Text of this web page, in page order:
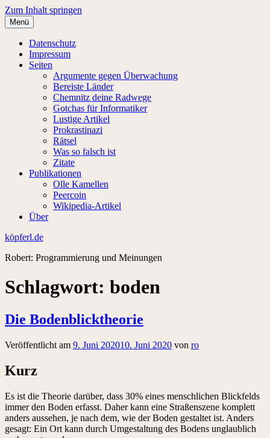
Zum Inhalt springen
Menü
Datenschutz
Impressum
Seiten
Argumente gegen Überwachung
Bereiste Länder
Chemnitz deine Radwege
Gotchas für Informatiker
Lustige Artikel
Prokrastinazi
Rätsel
Was so falsch ist
Zitate
Publikationen
Olle Kamellen
Peercoin
Wikipedia-Artikel
Über
köpferl.de
Robert: Programmierung und Meinungen
Schlagwort: boden
Die Bodenblicktheorie
Veröffentlicht am 9. Juni 202010. Juni 2020 von ro
Kurz
Es ist die Theorie darüber, dass 30% eines menschlichen Blickfelds
immer den Boden erfasst. Daher kann eine Straßenszene komplett
anders aussehen, je nach dem, wie der Boden gestaltet ist. Anders
gesagt: Ein Ort kann durch Umgestaltung des Bodens unglaublich